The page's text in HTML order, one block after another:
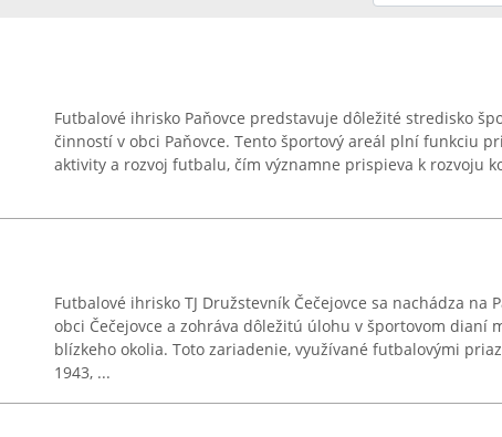
Futbalové ihrisko Paňovce predstavuje dôležité stredisko
činností v obci Paňovce. Tento športový areál plní funkciu
aktivity a rozvoj futbalu, čím významne prispieva k rozvoju
Futbalové ihrisko TJ Družstevník Čečejovce sa nachádza na
obci Čečejovce a zohráva dôležitú úlohu v športovom dianí
blízkeho okolia. Toto zariadenie, využívané futbalovými
1943, ...